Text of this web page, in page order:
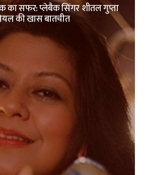
का सफर: प्लेबैक सिंगर शीतल गुप्ता
की खास बातचीत